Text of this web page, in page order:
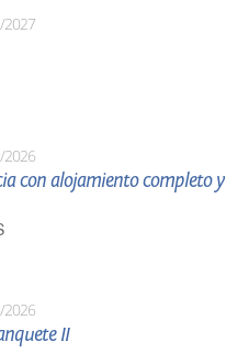
2027
2026
con alojamiento completo y
2026
II